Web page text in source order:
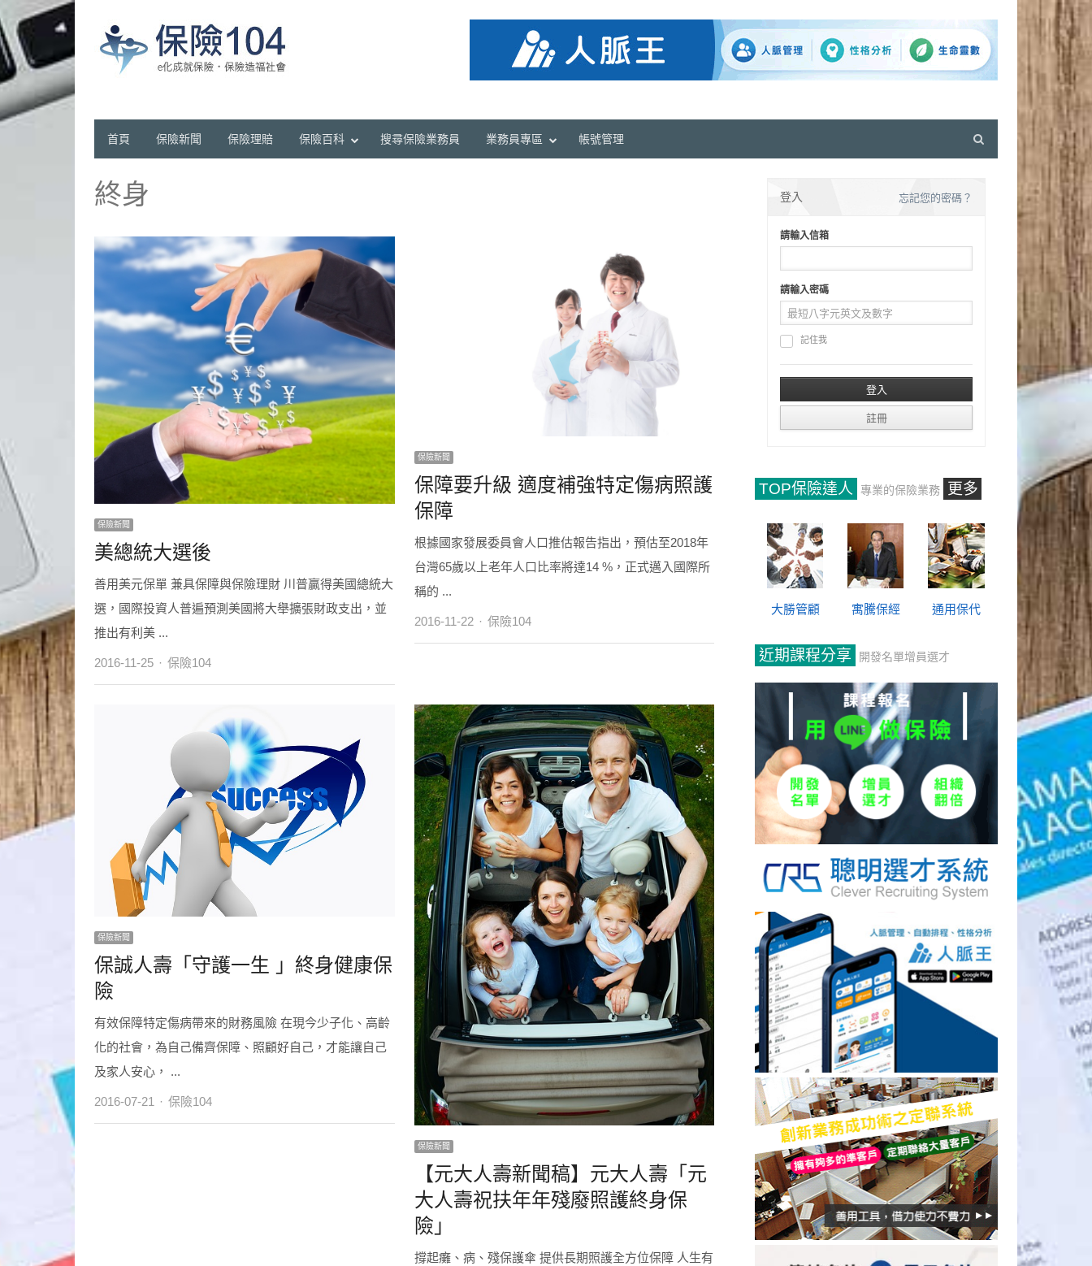
首頁 保險新聞 保險理賠 保險百科 搜尋保險業務員 業務員專區 帳號管理
終身
保險新聞
美總統大選後
善用美元保單 兼具保障與保險理財 川普贏得美國總統大
選，國際投資人普遍預測美國將大舉擴張財政支出，並
推出有利美 ...
2016-11-25 Author
保險104
保險新聞
保障要升級 適度補強特定傷病照護
保障
根據國家發展委員會人口推估報告指出，預估至2018年
台灣65歲以上老年人口比率將達14 %，正式邁入國際所
稱的 ...
2016-11-22 Author
保險104
保險新聞
保誠人壽「守護一生 」終身健康保
險
有效保障特定傷病帶來的財務風險 在現今少子化、高齡
化的社會，為自己備齊保障、照顧好自己，才能讓自己
及家人安心， ...
2016-07-21 Author
保險104
保險新聞
【元大人壽新聞稿】元大人壽「元
大人壽祝扶年年殘廢照護終身保
險」
撐起癱、病、殘保護傘 提供長期照護全方位保障 人生有
登入 忘記您的密碼？
請輸入信箱
請輸入密碼
記住我
TOP保險達人 專業的保險業務 更多
大勝管顧 寓騰保經 通用保代
近期課程分享 開發名單增員選才